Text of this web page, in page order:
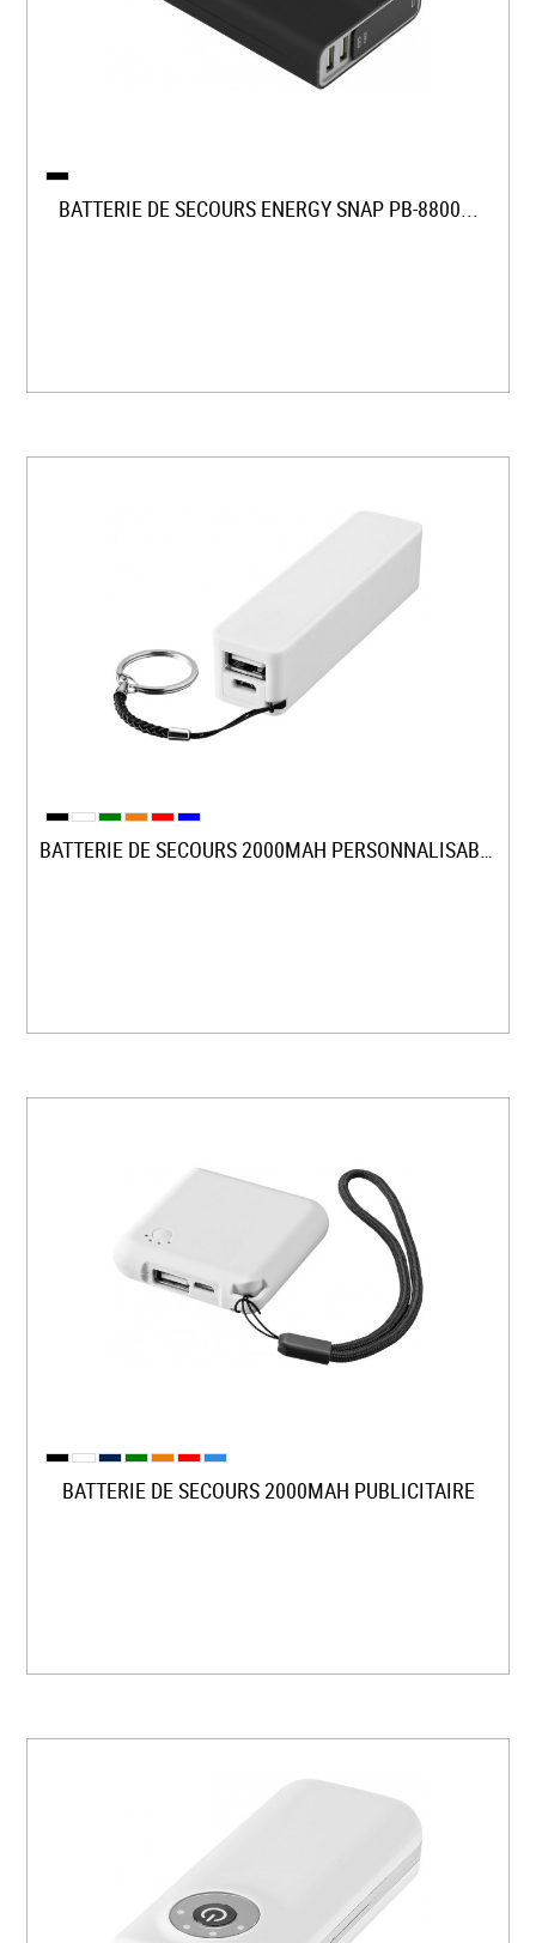
BATTERIE DE SECOURS ENERGY SNAP PB-8800...
BATTERIE DE SECOURS 2000MAH PERSONNALISABLE
BATTERIE DE SECOURS 2000MAH PUBLICITAIRE